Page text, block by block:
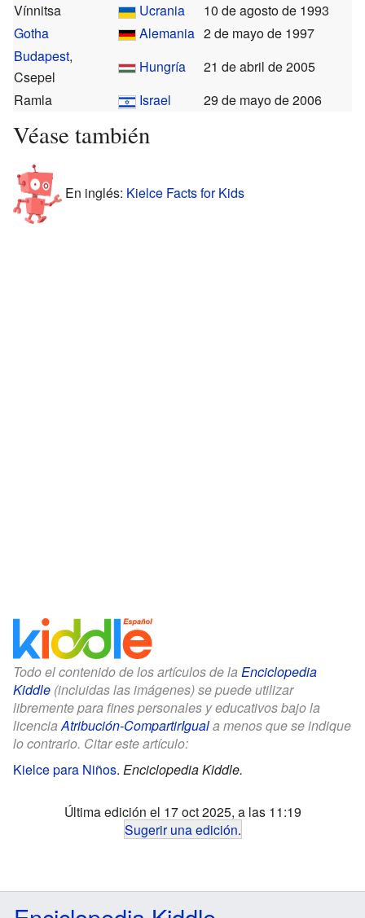
Vínnitsa
Ucrania
10 de agosto de 1993
Gotha
Alemania 2 de mayo de 1997
Budapest,
Csepel
Hungría
21 de abril de 2005
Ramla
Israel 29 de mayo de 2006
Véase también
En inglés: Kielce Facts for Kids
Todo el contenido de los artículos de la Enciclopedia
Kiddle (incluidas las imágenes) se puede utilizar
libremente para fines personales y educativos bajo la
licenciaAtribución-CompartirIguala menos que se indique
lo contrario. Citar este artículo:
Kielce para Niños. Enciclopedia Kiddle.
Última edición el 17 oct 2025, a las 11:19
Sugerir una edición.